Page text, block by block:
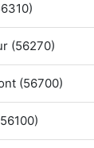
(56270)
(56700)